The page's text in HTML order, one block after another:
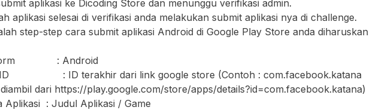
aplikasi ke Dicoding Store dan menunggu verifikasi admin.
aplikasi selesai di verifikasi anda melakukan submit aplikasi nya di challenge.
step-step cara submit aplikasi Android di Google Play Store anda diharuskan
: Android
ID : ID terakhir dari link google store (Contoh : com.facebook.katana
dari https://play.google.com/store/apps/details?id=com.facebook.katana)
Aplikasi : Judul Aplikasi / Game